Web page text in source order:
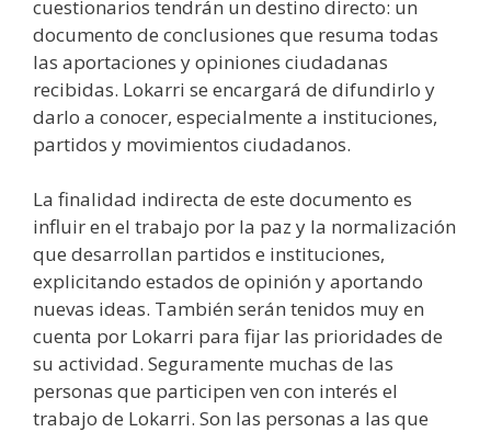
cuestionarios tendrán un destino directo: un
documento de conclusiones que resuma todas
las aportaciones y opiniones ciudadanas
recibidas. Lokarri se encargará de difundirlo y
darlo a conocer, especialmente a instituciones,
partidos y movimientos ciudadanos.
La finalidad indirecta de este documento es
influir en el trabajo por la paz y la normalización
que desarrollan partidos e instituciones,
explicitando estados de opinión y aportando
nuevas ideas. También serán tenidos muy en
cuenta por Lokarri para fijar las prioridades de
su actividad. Seguramente muchas de las
personas que participen ven con interés el
trabajo de Lokarri. Son las personas a las que